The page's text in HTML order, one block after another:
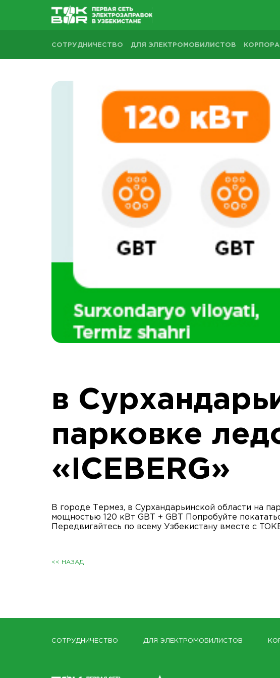
СОТРУДНИЧЕСТВО ДЛЯ ЭЛЕКТРОМОБИЛИСТОВ
в
парковке
«ICEBERG»
В городе Термез, в Сурхандарьинской области на
мощностью 120 кВт GBT + GBT Попробуйте
Передвигайтесь по всему Узбекистану вместе с
<< НАЗАД
СОТРУДНИЧЕСТВО ДЛЯ ЭЛЕКТРОМОБИЛИСТОВ